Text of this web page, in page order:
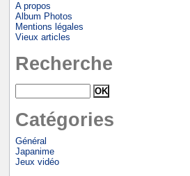
A propos
Album Photos
Mentions légales
Vieux articles
Recherche
Catégories
Général
Japanime
Jeux vidéo